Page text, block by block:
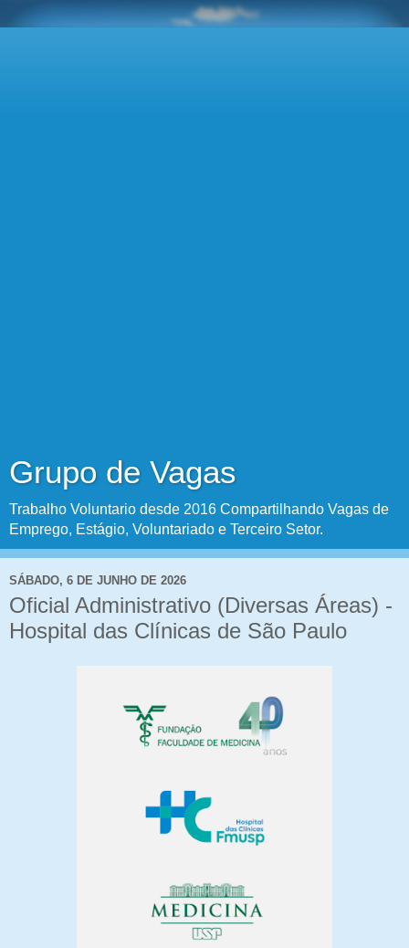
Grupo de Vagas
Trabalho Voluntario desde 2016 Compartilhando Vagas de
Emprego, Estágio, Voluntariado e Terceiro Setor.
SÁBADO, 6 DE JUNHO DE 2026
Oficial Administrativo (Diversas Áreas) -
Hospital das Clínicas de São Paulo